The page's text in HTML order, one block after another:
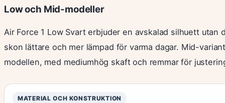
Low och Mid-modeller
Air Force 1 Low Svart erbjuder en avskalad silhuett
skon lättare och mer lämpad för varma dagar. Mid-
modellen, med mediumhög skaft och remmar för
MATERIAL OCH KONSTRUKTION